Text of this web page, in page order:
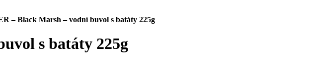
– Black Marsh – vodní buvol s batáty 225g
s batáty 225g